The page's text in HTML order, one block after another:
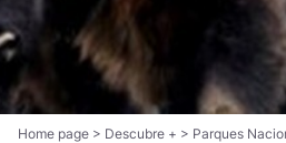
Italiano
Nederlands 日
Português
Home page > Descubre + > Parques